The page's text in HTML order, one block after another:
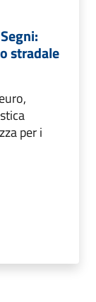
stradale
per i